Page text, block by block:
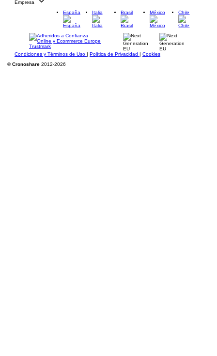
Empresa
España
Italia Brasil México Chile
Condiciones y Términos de Uso | Política de Privacidad | Cookies
©Cronoshare 2012-2026